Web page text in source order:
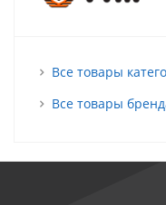
Все товары
Все товары